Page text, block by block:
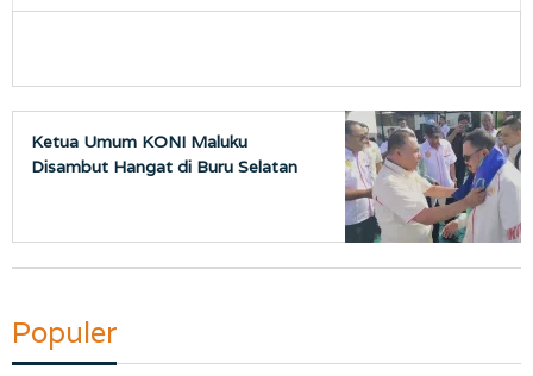
Ketua Umum KONI Maluku
Disambut Hangat di Buru Selatan
Populer